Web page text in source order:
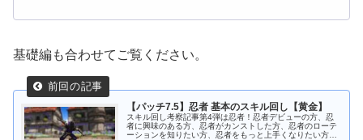
基礎編も合わせてご覧ください。
【パッチ7.5】忍者 基本のスキル回し【黄金】
スキル回し考察記事第4弾は忍者！忍者デビューの方、忍
者に興味のある方、忍者がカンストした方、忍者のローテ
ーションを知りたい方、忍者をもっと上手くなりたい方必